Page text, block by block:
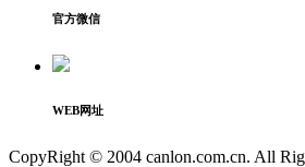
官方微信
WEB网址
CopyRight © 2004 canlon.com.cn. All